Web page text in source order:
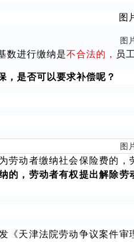
数进行缴纳是不合法的， 员
，是否可以要求补偿呢？
劳动者缴纳社会保险费的，
的，劳动者有权提出解除劳
《天津法院劳动争议案件